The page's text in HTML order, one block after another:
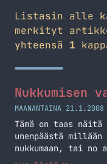
Listasin alle
merkityt
yhteensä 1
Nukkumisen
MAANANTAINA
Tämä on taas
unenpäästä millään kiinni. Aloin
nukkumaan, tai
tässä 1,5h